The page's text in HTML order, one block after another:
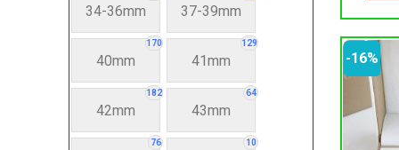
34-36mm 37-39mm
170
40mm
129
41mm
182
42mm
64
43mm
76 10
-16%